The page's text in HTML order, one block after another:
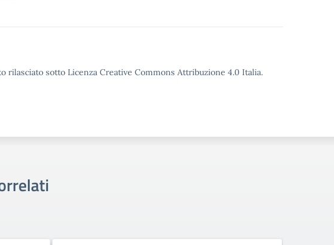
rilasciato sotto Licenza Creative Commons Attribuzione 4.0 Italia.